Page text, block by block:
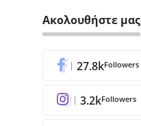
Ακολουθήστε μας
27.8kFollowers
3.2kFollowers